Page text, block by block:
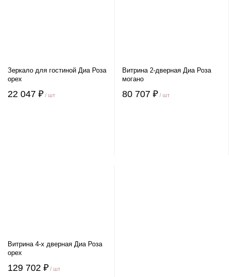
Зеркало для гостиной Диа Роза
орех
22 047 ₽ / шт
Витрина 2-дверная Диа Роза
могано
80 707 ₽ / шт
Витрина 4-х дверная Диа Роза
орех
129 702 ₽ / шт